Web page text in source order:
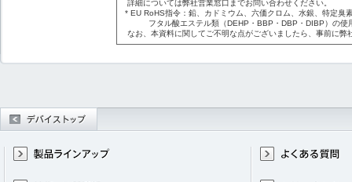
詳細については弊社営業窓口までお問い合わせください。
* EU RoHS指令：鉛、カドミウム、六価クロム、水銀、特定臭
フタル酸エステル類（DEHP・BBP・DBP・DIBP）の使
なお、本資料に関してご不明な点がございましたら、事前に